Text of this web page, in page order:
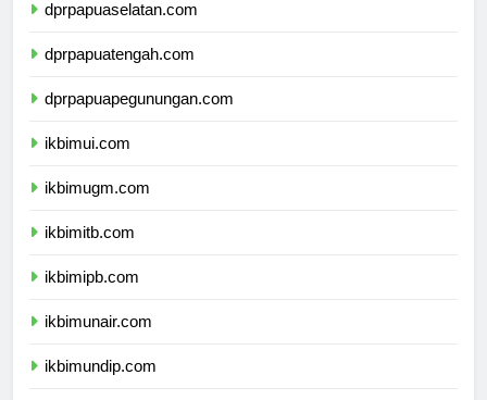
dprpapuaselatan.com
dprpapuatengah.com
dprpapuapegunungan.com
ikbimui.com
ikbimugm.com
ikbimitb.com
ikbimipb.com
ikbimunair.com
ikbimundip.com